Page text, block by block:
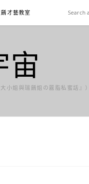
餚才藝教室
宙
小姐與瑞餚姐の囂脂私蜜話』）